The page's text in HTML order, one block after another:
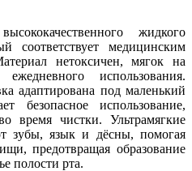
жидкого
соответствует медицинским
нетоксичен, мягок на
использования.
адаптирована под маленький
безопасное использование,
время чистки. Ультрамягкие
зубы, язык и дёсны, помогая
предотвращая образование
полости рта.